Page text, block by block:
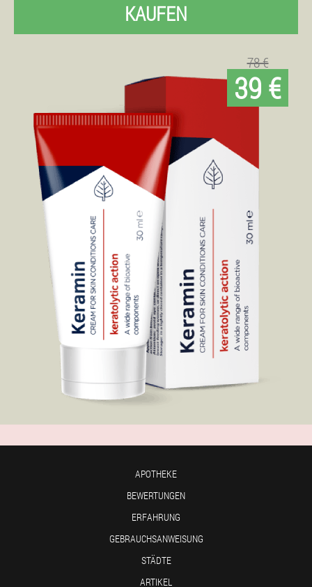
KAUFEN
78 €
39 €
APOTHEKE
BEWERTUNGEN
ERFAHRUNG
GEBRAUCHSANWEISUNG
STÄDTE
ARTIKEL